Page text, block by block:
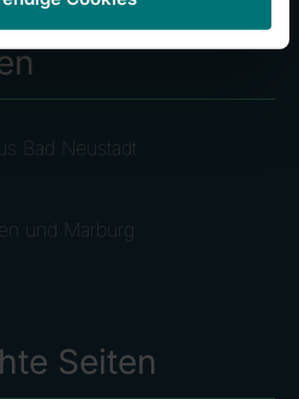
Bad Neustadt
und Marburg
Seiten